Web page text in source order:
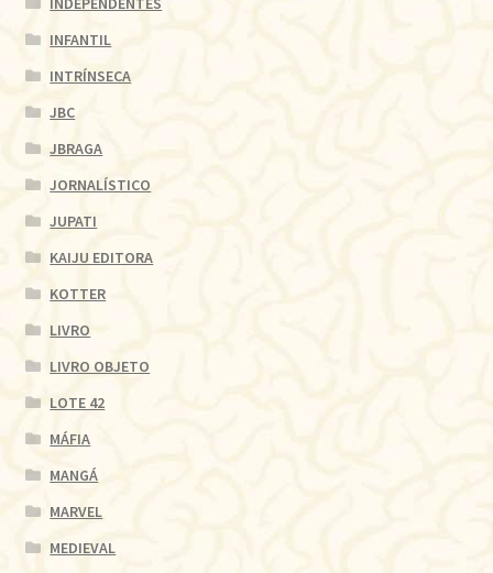
INFANTIL
INTRÍNSECA
JBC
JBRAGA
JORNALÍSTICO
JUPATI
KAIJU EDITORA
KOTTER
LIVRO
LIVRO OBJETO
LOTE 42
MÁFIA
MANGÁ
MARVEL
MEDIEVAL